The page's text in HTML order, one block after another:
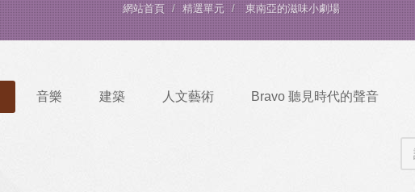
網站首頁 精選單元 東南亞的滋味小劇場
音樂 建築 人文藝術 Bravo 聽見時代的聲音